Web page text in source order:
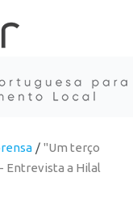
"Um terço
Entrevista a Hilal